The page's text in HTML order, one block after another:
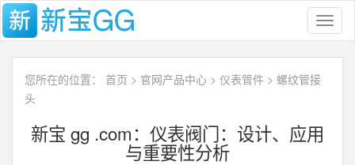
您所在的位置： 首页 > 官网产品中心 > 仪表管件 > 螺纹管接
头
新宝 gg .com：仪表阀门：设计、应用
与重要性分析